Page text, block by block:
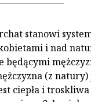
stanowi
i nad
będącymi
(z
ciepła i